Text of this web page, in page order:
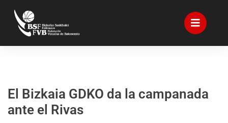
El Bizkaia GDKO da la campanada
ante el Rivas